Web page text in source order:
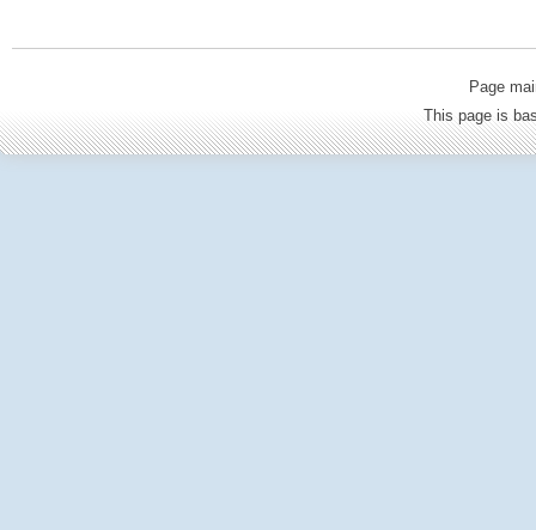
Page
This page is